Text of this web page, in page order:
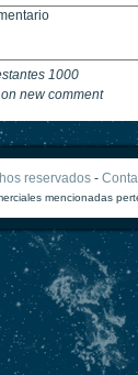
1000
new comment
reservados-
mencionadas